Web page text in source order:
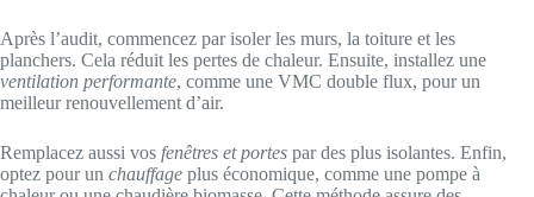
Après l’audit, commencez par isoler les murs, la toiture et les
planchers. Cela réduit les pertes de chaleur. Ensuite, installez une
ventilation performante, comme une VMC double flux, pour un
meilleur renouvellement d’air.
Remplacez aussi vos fenêtres et portes par des plus isolantes. Enfin,
optez pour un chauffage plus économique, comme une pompe à